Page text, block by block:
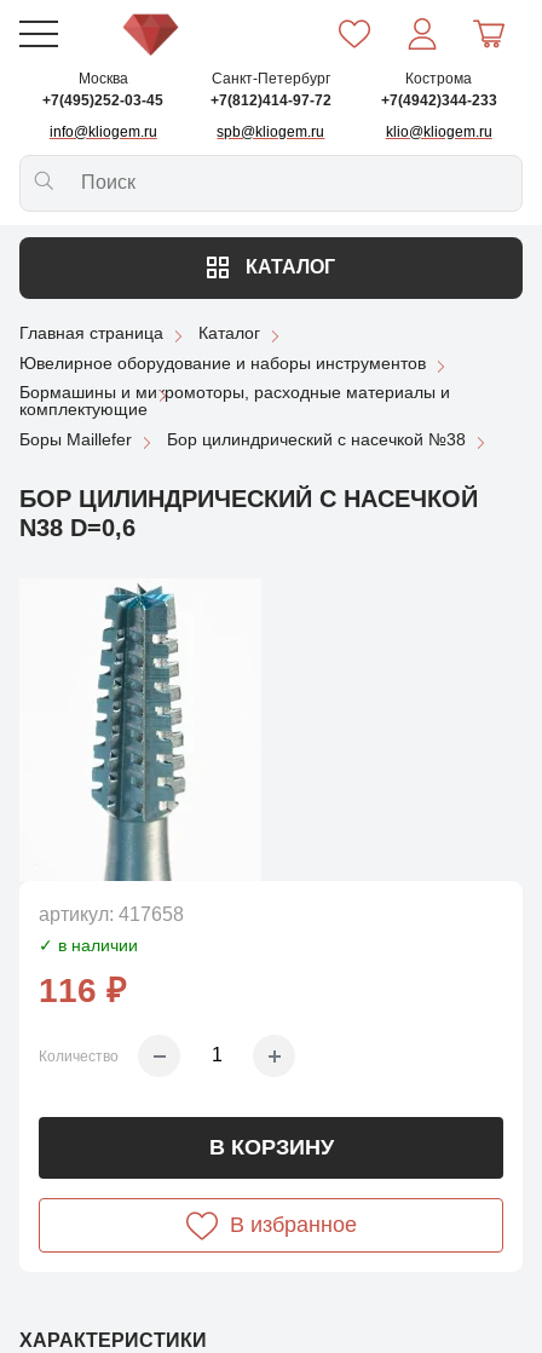
Москва
+7(495)252-03-45
info@kliogem.ru
Санкт-Петербург
+7(812)414-97-72
spb@kliogem.ru
Кострома
+7(4942)344-233
klio@kliogem.ru
КАТАЛОГ
Главная страница
Каталог
Ювелирное оборудование и наборы инструментов
Бормашины и микромоторы, расходные материалы и
комплектующие
Боры Maillefer
Бор цилиндрический с насечкой №38
БОР ЦИЛИНДРИЧЕСКИЙ С НАСЕЧКОЙ
N38 D=0,6
ХАРАКТЕРИСТИКИ
артикул: 417658
✓ в наличии
116 ₽
Количество
В КОРЗИНУ
В избранное